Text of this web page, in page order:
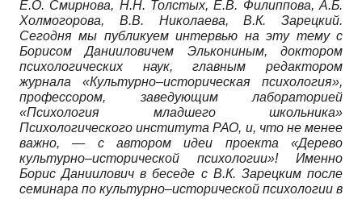
Е.О. Смирнова, Н.Н. Толстых, Е.В. Филиппова, А.Б.
Холмогорова, В.В. Николаева, В.К. Зарецкий.
Сегодня мы публикуем интервью на эту тему с
Борисом Данииловичем Элькониным, доктором
психологических наук, главным редактором
журнала «Культурно–историческая психология»,
профессором, заведующим лабораторией
«Психология младшего школьника»
Психологического института РАО, и, что не менее
важно, — с автором идеи проекта «Дерево
культурно–исторической психологии»! Именно
Борис Даниилович в беседе с В.К. Зарецким после
семинара по культурно–исторической психологии в